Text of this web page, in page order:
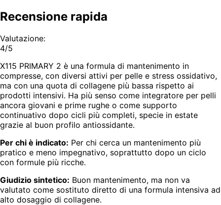
Recensione rapida
Valutazione:
4/5
X115 PRIMARY 2 è una formula di mantenimento in
compresse, con diversi attivi per pelle e stress ossidativo,
ma con una quota di collagene più bassa rispetto ai
prodotti intensivi. Ha più senso come integratore per pelli
ancora giovani e prime rughe o come supporto
continuativo dopo cicli più completi, specie in estate
grazie al buon profilo antiossidante.
Per chi è indicato: Per chi cerca un mantenimento più
pratico e meno impegnativo, soprattutto dopo un ciclo
con formule più ricche.
Giudizio sintetico: Buon mantenimento, ma non va
valutato come sostituto diretto di una formula intensiva ad
alto dosaggio di collagene.